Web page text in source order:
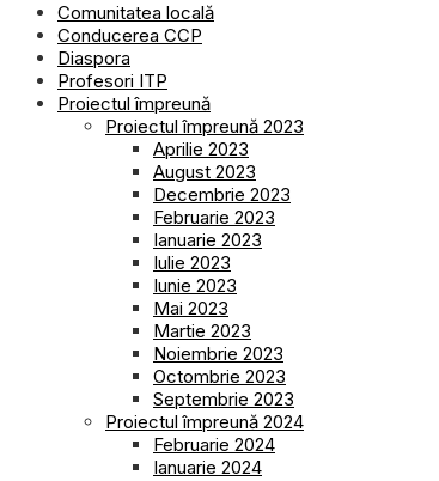
Comunitatea locală
Conducerea CCP
Diaspora
Profesori ITP
Proiectul împreună
Proiectul împreună 2023
Aprilie 2023
August 2023
Decembrie 2023
Februarie 2023
Ianuarie 2023
Iulie 2023
Iunie 2023
Mai 2023
Martie 2023
Noiembrie 2023
Octombrie 2023
Septembrie 2023
Proiectul împreună 2024
Februarie 2024
Ianuarie 2024